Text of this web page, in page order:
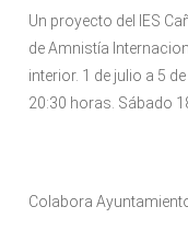
Un proyecto del IES
de Amnistía
interior. 1 de julio a 5
20:30 horas. Sábado
Colabora